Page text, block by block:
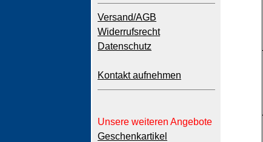
Versand/AGB
Widerrufsrecht
Datenschutz
Kontakt aufnehmen
Unsere weiteren Angebote
Geschenkartikel